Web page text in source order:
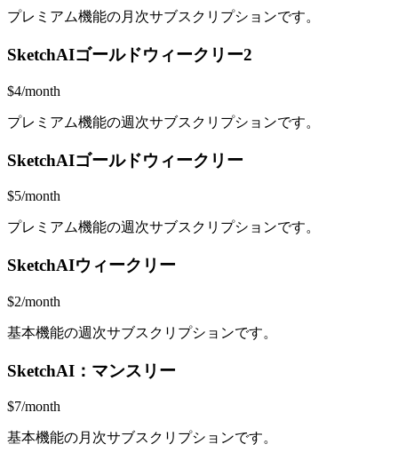
プレミアム機能の月次サブスクリプションです。
SketchAIゴールドウィークリー2
$4/month
プレミアム機能の週次サブスクリプションです。
SketchAIゴールドウィークリー
$5/month
プレミアム機能の週次サブスクリプションです。
SketchAIウィークリー
$2/month
基本機能の週次サブスクリプションです。
SketchAI：マンスリー
$7/month
基本機能の月次サブスクリプションです。